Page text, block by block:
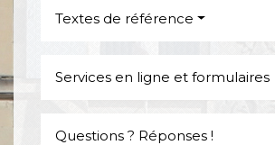
Textes de référence
Services en ligne et formulaires
Questions ? Réponses !